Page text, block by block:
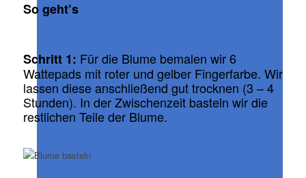
So geht’s
Schritt 1: Für die Blume bemalen wir 6
Wattepads mit roter und gelber Fingerfarbe. Wir
lassen diese anschließend gut trocknen (3 – 4
Stunden). In der Zwischenzeit basteln wir die
restlichen Teile der Blume.